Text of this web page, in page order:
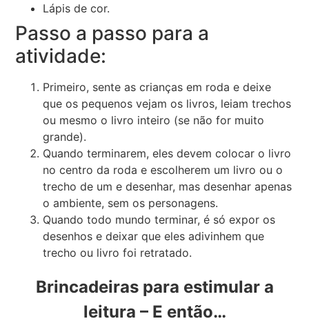
Lápis de cor.
Passo a passo para a
atividade:
Primeiro, sente as crianças em roda e deixe
que os pequenos vejam os livros, leiam trechos
ou mesmo o livro inteiro (se não for muito
grande).
Quando terminarem, eles devem colocar o livro
no centro da roda e escolherem um livro ou o
trecho de um e desenhar, mas desenhar apenas
o ambiente, sem os personagens.
Quando todo mundo terminar, é só expor os
desenhos e deixar que eles adivinhem que
trecho ou livro foi retratado.
Brincadeiras para estimular a
leitura – E então…